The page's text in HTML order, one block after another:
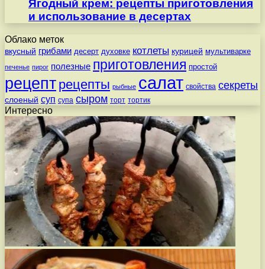
Ягодный крем: рецепты приготовления
и использование в десертах
Облако меток
вкусный грибами десерт духовке котлеты курицей мультиварке
печенье пирог полезные приготовления простой
рецепт рецепты рыбные салат свойства секреты
слоеный суп супа сыром торт тортик
Интересно